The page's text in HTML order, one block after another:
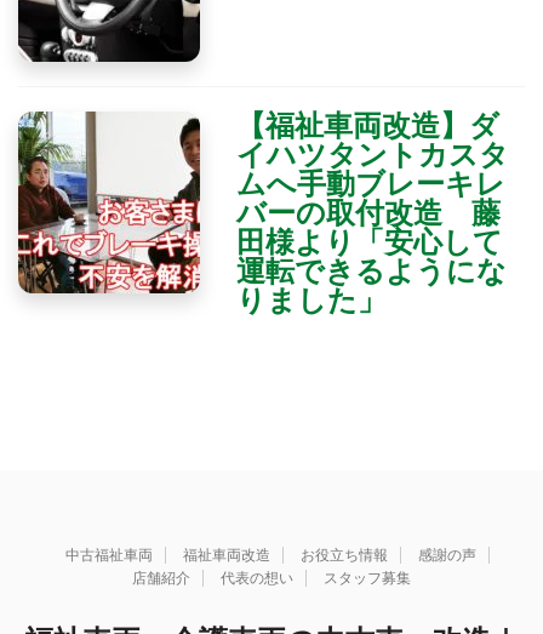
【福祉車両改造】ダ
イハツタントカスタ
ムへ手動ブレーキレ
バーの取付改造 藤
田様より「安心して
運転できるようにな
りました」
中古福祉車両 福祉車両改造 お役立ち情報
感謝の声
店舗紹介
代表の想い スタッフ募集